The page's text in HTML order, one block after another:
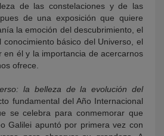
de las constelaciones y de las
de una exposición que quiere
la emoción del descubrimiento, el
básico del Universo, el
en él y la importancia de acercarnos
ofrece.
la belleza de la evolución del
fundamental del Año Internacional
se celebra para conmemorar que
Galilei apuntó por primera vez con